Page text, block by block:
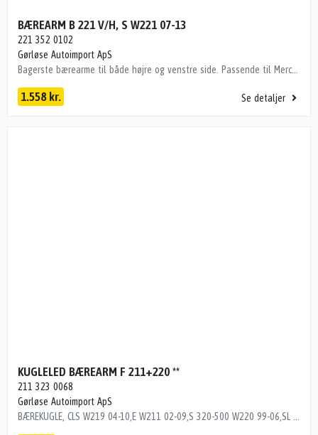
BÆREARM B 221 V/H, S W221 07-13
221 352 0102
Gørløse Autoimport ApS
1.558 kr. Se detaljer
KUGLELED BÆREARM F 211+220 **
211 323 0068
Gørløse Autoimport ApS